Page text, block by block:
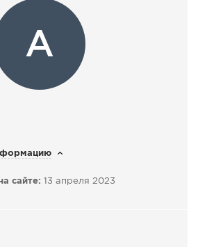
A
сайте: 13 апреля 2023